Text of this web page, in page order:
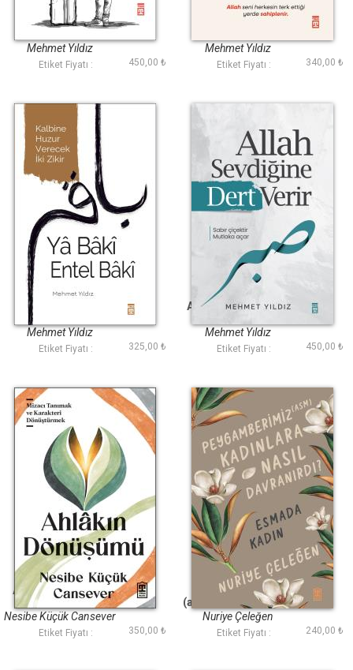
Ahsen En Güzele
Mehmet Yıldız
Etiket Fiyatı : 450,00 ₺
Bahtına Düştüm Ya
Mehmet Yıldız
Etiket Fiyatı : 340,00 ₺
Ya Baki Entel Baki
Mehmet Yıldız
Etiket Fiyatı : 325,00 ₺
Allah Sevdiğine Dert
Mehmet Yıldız
Etiket Fiyatı : 450,00 ₺
Ahlakın Dönüşümü
Nesibe Küçük Cansever
Etiket Fiyatı : 350,00 ₺
Peygamberimiz
(asm) Kadınlara Nasıl
Davranırdı?
Nuriye Çeleğen
Etiket Fiyatı : 240,00 ₺